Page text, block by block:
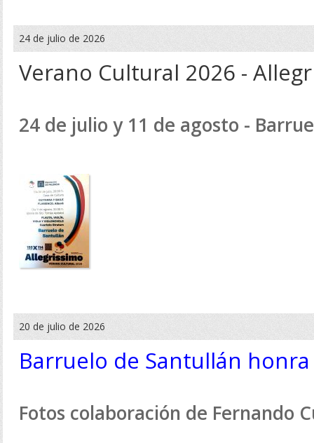
24 de julio de 2026
Verano Cultural 2026 -
24 de julio y 11 de agosto -
20 de julio de 2026
Barruelo de Santullán
Fotos colaboración de Fernando